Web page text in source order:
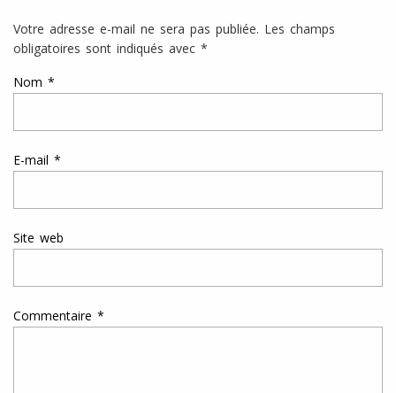
Votre adresse e-mail ne sera pas publiée. Les champs
obligatoires sont indiqués avec *
Nom *
E-mail *
Site web
Commentaire *